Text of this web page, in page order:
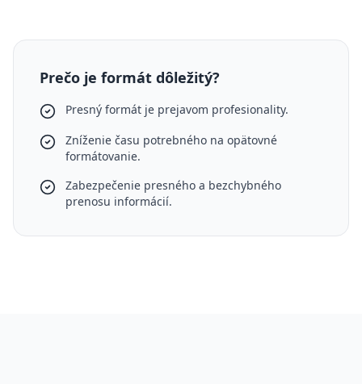
Prečo je formát dôležitý?
Presný formát je prejavom profesionality.
Zníženie času potrebného na opätovné
formátovanie.
Zabezpečenie presného a bezchybného
prenosu informácií.